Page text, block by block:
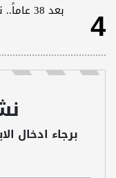
4 بعد 38 عاماً.. نادية مصطفى تكتشف سرقة أغانيها
برجاء ادخال